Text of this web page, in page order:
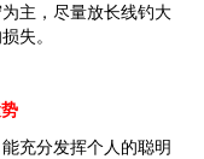
主，尽量放长线钓大
失。
充分发挥个人的聪明